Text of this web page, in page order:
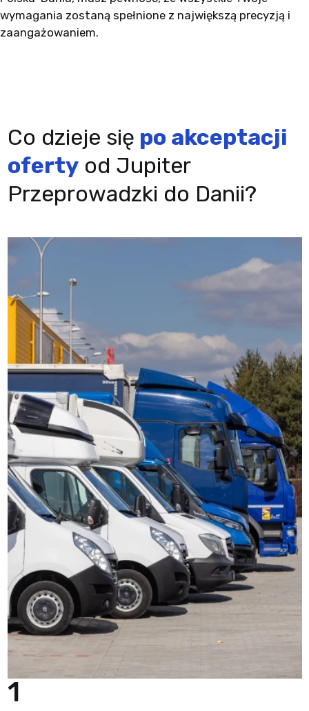
wymagania zostaną spełnione z największą precyzją i
zaangażowaniem.
Co dzieje się po akceptacji
ofertyod Jupiter
Przeprowadzki do Danii?
1